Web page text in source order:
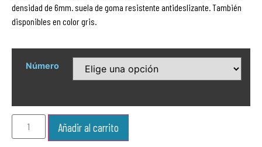
densidad de 6mm. suela de goma resistente antideslizante. También
disponibles en color gris.
Número
Añadir al carrito